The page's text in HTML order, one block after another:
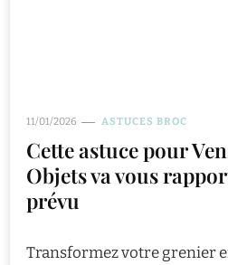
11/01/2026 ASTUCES BROC
Cette astuce pour
Objets va vous
prévu
Transformez votre grenier